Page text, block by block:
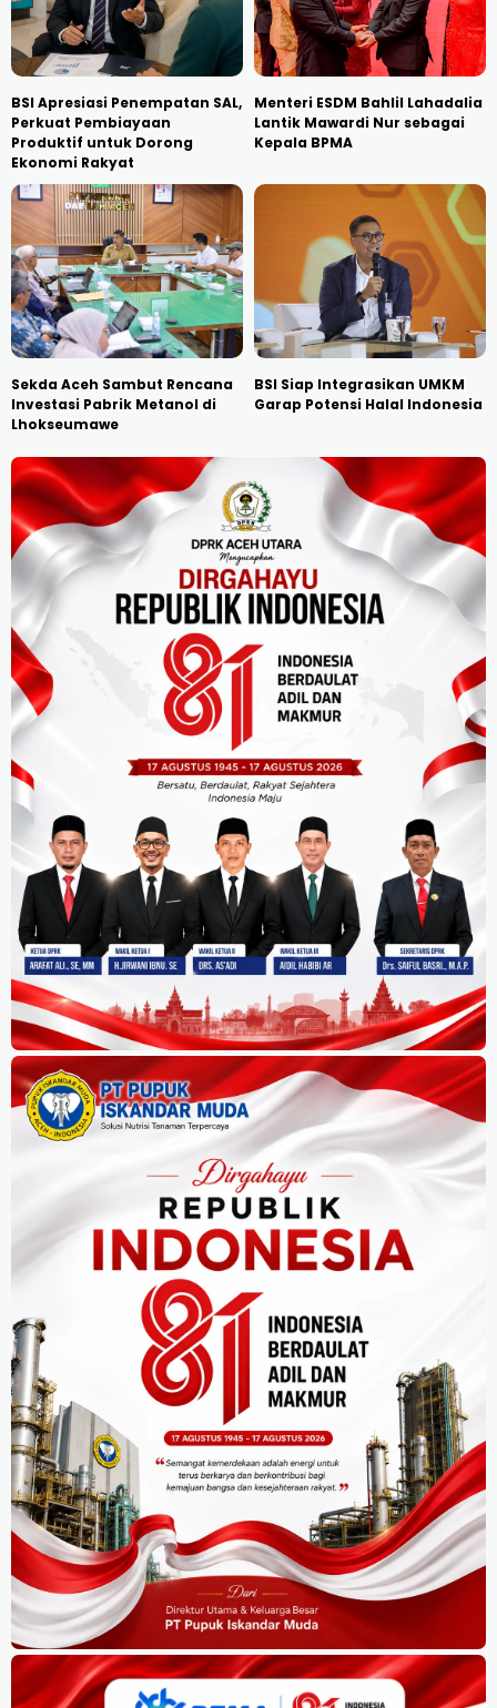
BSI Apresiasi Penempatan SAL,
Perkuat Pembiayaan
Produktif untuk Dorong
Ekonomi Rakyat
Menteri ESDM Bahlil Lahadalia
Lantik Mawardi Nur sebagai
Kepala BPMA
Sekda Aceh Sambut Rencana
Investasi Pabrik Metanol di
Lhokseumawe
BSI Siap Integrasikan UMKM
Garap Potensi Halal Indonesia